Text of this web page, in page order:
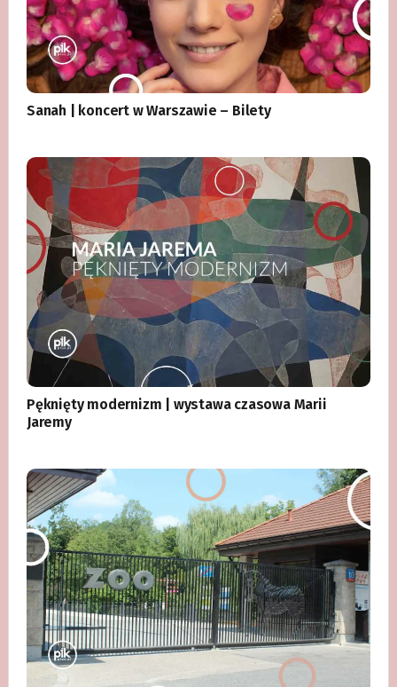
Sanah | koncert w Warszawie – Bilety
Pęknięty modernizm | wystawa czasowa Marii
Jaremy